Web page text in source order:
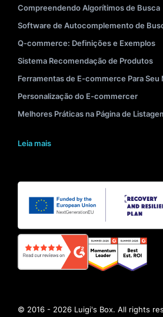
Compreendendo Algorítimos de Busca
Software de Autocomplemento de
Q-commerce: Definições e Exemplos
Sistema Recomendação de Produtos
Ferramentas de E-commerce Para Seu
Personalização do E-commercer
Melhores Práticas na Página de
Leia mais
© 2016 - 2026 Luigi's Box. All rights